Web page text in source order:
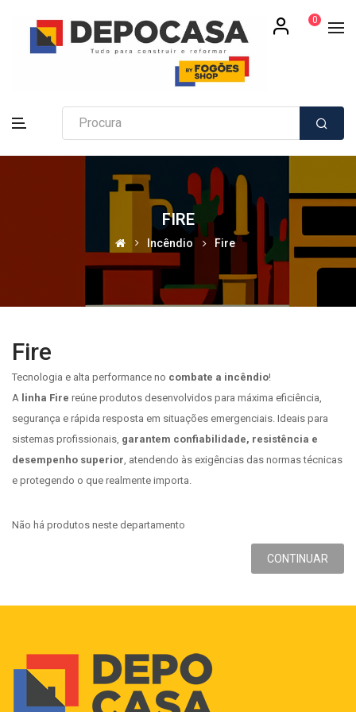
0
FIRE
Incêndio Fire
Fire
Tecnologia e alta performance no combate a incêndio!
A linha Fire reúne produtos desenvolvidos para máxima eficiência,
segurança e rápida resposta em situações emergenciais. Ideais para
sistemas profissionais, garantem confiabilidade, resistência e
desempenho superior , atendendo às exigências das normas técnicas
e protegendo o que realmente importa.
Não há produtos neste departamento
CONTINUAR